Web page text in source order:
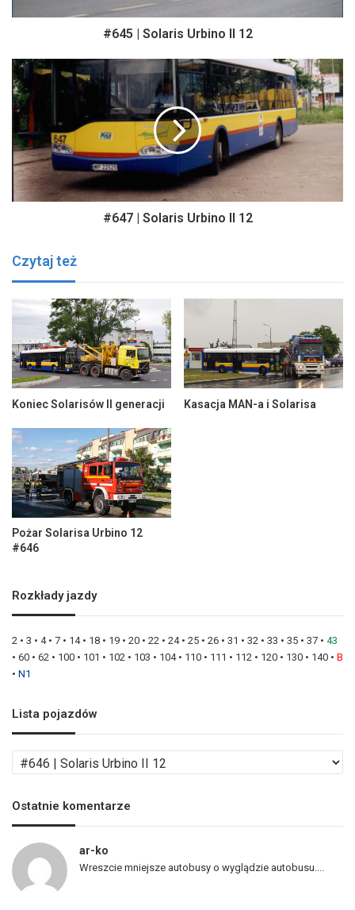
#645 | Solaris Urbino II 12
#647 | Solaris Urbino II 12
Czytaj też
Koniec Solarisów II generacji Kasacja MAN-a i Solarisa
Pożar Solarisa Urbino 12
#646
Rozkłady jazdy
2 • 3 • 4• 7 • 14• 18 • 19 • 20 • 22 • 24• 25 • 26 • 31 • 32 • 33 • 35 • 37 • 43
• 60 • 62 • 100 • 101 • 102 • 103 • 104• 110 • 111 • 112 • 120 • 130 • 140 • B
• N1
Lista pojazdów
i
t
a
o
j
Ostatnie komentarze
ar-ko
Wreszcie mniejsze autobusy o wyglądzie autobusu....